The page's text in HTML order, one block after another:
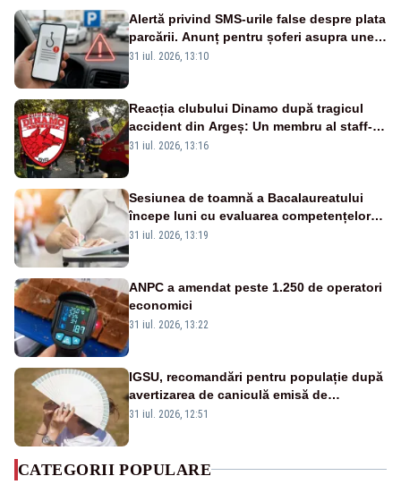
Alertă privind SMS-urile false despre plata
parcării. Anunț pentru șoferi asupra unei
noi metode de fraudă online
31 iul. 2026, 13:10
Reacția clubului Dinamo după tragicul
accident din Argeș: Un membru al staff-
ului medical a murit, antrenorul Adrian
31 iul. 2026, 13:16
Sesiunea de toamnă a Bacalaureatului
începe luni cu evaluarea competențelor
orale la Limba română
31 iul. 2026, 13:19
ANPC a amendat peste 1.250 de operatori
economici
31 iul. 2026, 13:22
IGSU, recomandări pentru populație după
avertizarea de caniculă emisă de
meteorologi
31 iul. 2026, 12:51
CATEGORII POPULARE